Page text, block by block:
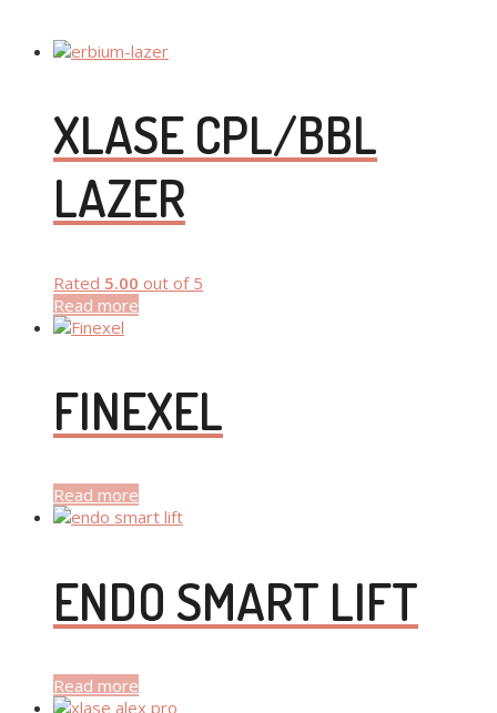
XLASE CPL/BBL
LAZER
Rated 5.00 out of 5
Read more
FINEXEL
Read more
ENDO SMART LIFT
Read more